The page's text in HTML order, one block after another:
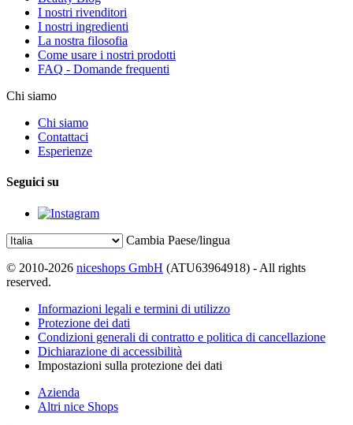
I nostri rivenditori
I nostri ingredienti
La nostra filosofia
Come usare i nostri prodotti
FAQ - Domande frequenti
Chi siamo
Chi siamo
Contattaci
Esperienze
Seguici su
Cambia Paese/lingua
© 2010-2026 niceshops GmbH (ATU63964918) - All rights
reserved.
Informazioni legali e termini di utilizzo
Protezione dei dati
Condizioni generali di contratto e politica di cancellazione
Dichiarazione di accessibilità
Impostazioni sulla protezione dei dati
Azienda
Altri nice Shops